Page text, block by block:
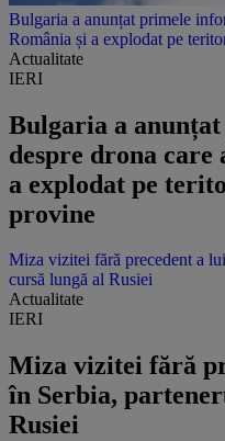
Bulgaria a anunțat primele
România și a explodat pe
Actualitate
IERI
Bulgaria a
despre drona
a explodat pe
provine
Miza vizitei fără precedent a
cursă lungă al Rusiei
Actualitate
IERI
Miza vizitei fără
în Serbia,
Rusiei